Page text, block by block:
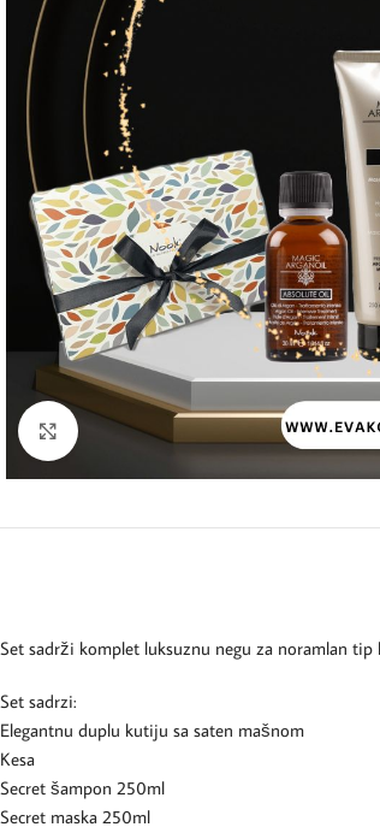
Kliknite za uvećanje
Set sadrži komplet luksuznu negu za noramlan
Set sadrzi:
Elegantnu duplu kutiju sa saten mašnom
Kesa
Secret šampon 250ml
Secret maska 250ml